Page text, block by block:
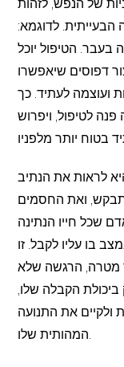
של הנפש, לזהות
הבעייתית. לדוגמא:
בעבר. הטיפול יוכל
דפוסים שיאפשרו
ועוצמה לעתיד. כך
לטיפול, ויפרוש
לראות את הנתיב
ואת החסמים
שכל חייו הנתינה
בו עליו לקבל. זו
מטרה, הרגשה שלא
ביכולת הקבלה שלו,
ולקיים את התנועה
המהותית שלו.